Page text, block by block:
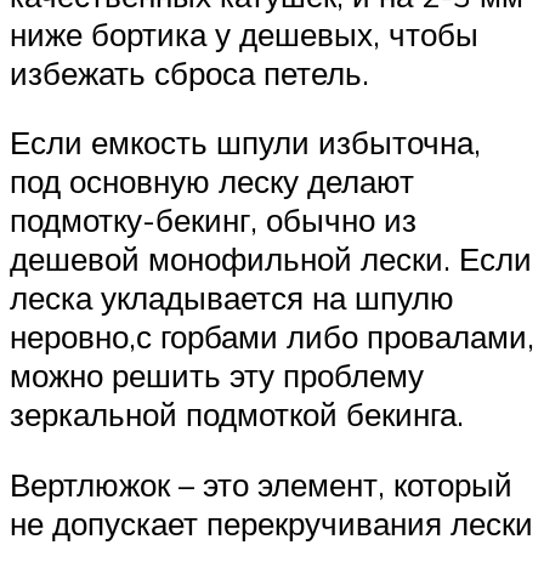
ниже бортика у дешевых, чтобы
избежать сброса петель.
Если емкость шпули избыточна,
под основную леску делают
подмотку-бекинг, обычно из
дешевой монофильной лески. Если
леска укладывается на шпулю
неровно,с горбами либо провалами,
можно решить эту проблему
зеркальной подмоткой бекинга.
Вертлюжок – это элемент, который
не допускает перекручивания лески